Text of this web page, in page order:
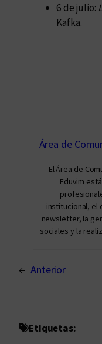
6 de julio:
Kafka.
Área de
El Área de
Eduvim
institucional, el
newsletter, la
sociales y la
← Anterior
Etiquetas: